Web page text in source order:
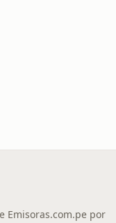
Emisoras.com.pe por